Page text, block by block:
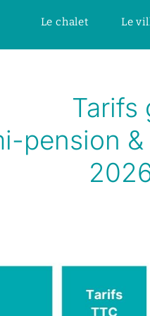
Le chalet Le
Tarifs
pension